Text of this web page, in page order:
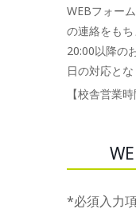
WEBフォー
の連絡をもち
20:00以降の
日の対応とな
【校舎営業
*必須入力